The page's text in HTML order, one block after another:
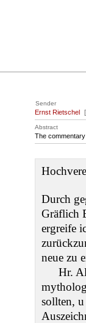
Spring navigation
Sender
Ernst Rietschel [
Abstract
The
Durch
Gräflich
ergreife
neue zu
Hr.
sollten, u